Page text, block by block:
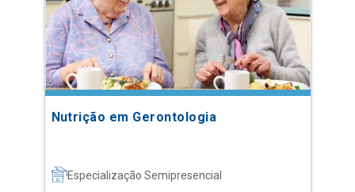
Nutrição em Gerontologia
Especialização Semipresencial